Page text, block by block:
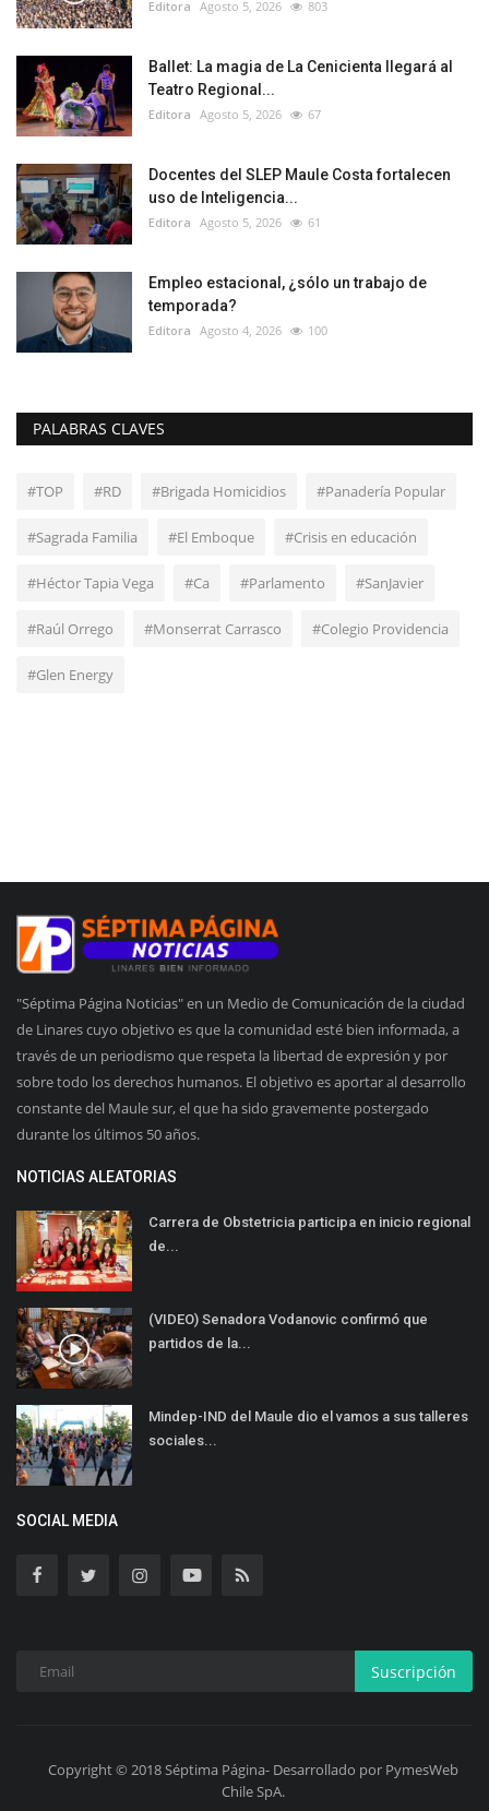
Editora Agosto 5, 2026 803
Ballet: La magia de La Cenicienta llegará al
Teatro Regional...
Editora Agosto 5, 2026 67
Docentes del SLEP Maule Costa fortalecen
uso de Inteligencia...
Editora Agosto 5, 2026 61
Empleo estacional, ¿sólo un trabajo de
temporada?
Editora Agosto 4, 2026 100
PALABRAS CLAVES
#TOP #RD #Brigada Homicidios #Panadería Popular
#Sagrada Familia #El Emboque #Crisis en educación
#Héctor Tapia Vega #Ca #Parlamento #SanJavier
#Raúl Orrego #Monserrat Carrasco #Colegio Providencia
#Glen Energy
"Séptima Página Noticias" en un Medio de Comunicación de la ciudad
de Linares cuyo objetivo es que la comunidad esté bien informada, a
través de un periodismo que respeta la libertad de expresión y por
sobre todo los derechos humanos. El objetivo es aportar al desarrollo
constante del Maule sur, el que ha sido gravemente postergado
durante los últimos 50 años.
NOTICIAS ALEATORIAS
Carrera de Obstetricia participa en inicio regional
de...
(VIDEO) Senadora Vodanovic confirmó que
partidos de la...
Mindep-IND del Maule dio el vamos a sus talleres
sociales...
SOCIAL MEDIA
Suscripción
Copyright © 2018 Séptima Página- Desarrollado por PymesWeb
Chile SpA.